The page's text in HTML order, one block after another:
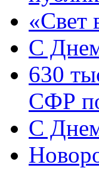
«Свет
C
630
СФР
C